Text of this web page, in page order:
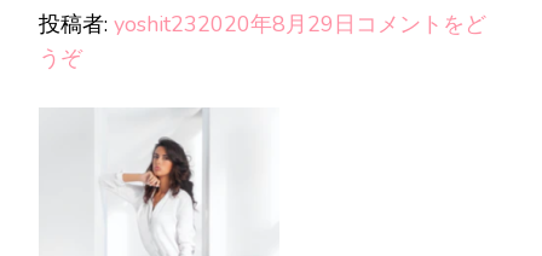
投稿者: yoshit232020年8月29日 コメントをど
うぞ(SnapCrab_NoName_2020-
39_No-